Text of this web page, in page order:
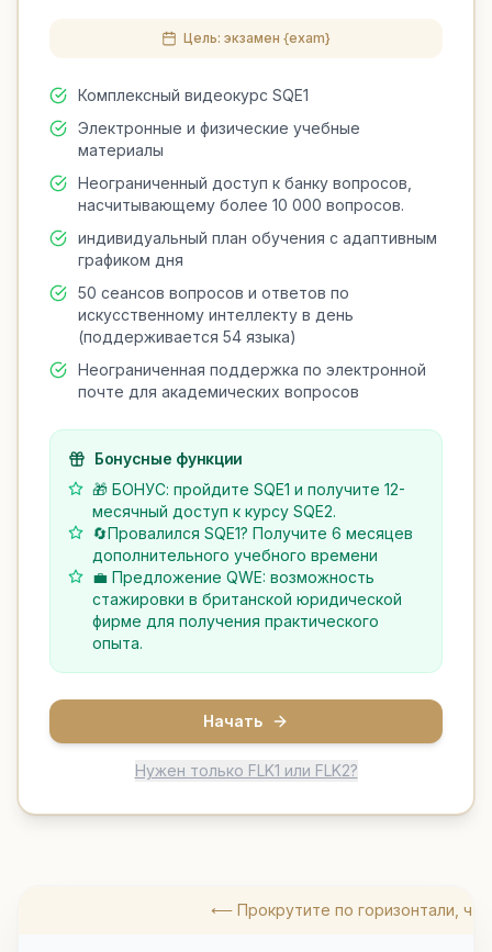
Цель: экзамен {exam}
Комплексный видеокурс SQE1
Электронные и физические учебные
материалы
Неограниченный доступ к банку вопросов,
насчитывающему более 10 000 вопросов.
индивидуальный план обучения с адаптивным
графиком дня
50 сеансов вопросов и ответов по
искусственному интеллекту в день
(поддерживается 54 языка)
Неограниченная поддержка по электронной
почте для академических вопросов
Бонусные функции
🎁 БОНУС: пройдите SQE1 и получите 12-
месячный доступ к курсу SQE2.
🔄Провалился SQE1? Получите 6 месяцев
дополнительного учебного времени
💼 Предложение QWE: возможность
стажировки в британской юридической
фирме для получения практического
опыта.
Начать
Нужен только FLK1 или FLK2?
⟵ Прокрутите по горизонтали,